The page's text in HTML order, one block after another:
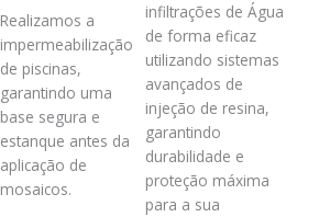
Realizamos a
impermeabilização
de piscinas,
garantindo uma
base segura e
estanque antes da
aplicação de
mosaicos.
infiltrações de Água
de forma eficaz
utilizando sistemas
avançados de
injeção de resina,
garantindo
durabilidade e
proteção máxima
para a sua